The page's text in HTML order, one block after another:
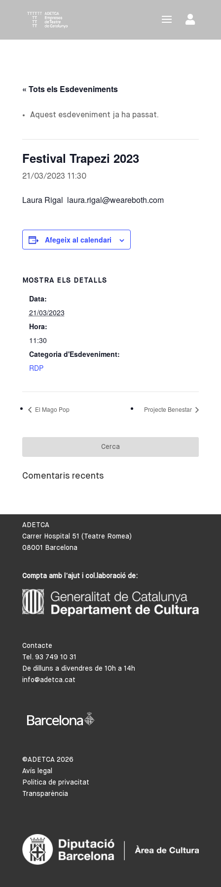
« Tots els Esdeveniments
Aquest esdeveniment ja ha passat.
Festival Trapezi 2023
21/03/2023 11:30
Laura Rigal laura.rigal@weareboth.com
Afegeix al calendari
MOSTRA ELS DETALLS
Data:
21/03/2023
Hora:
11:30
Categoria d'Esdeveniment:
RDP
El Mago Pop Projecte Benestar
Comentaris recents
ADETCA
Carrer Hospital 51 (Teatre Romea)
08001 Barcelona
Compta amb l’ajut i col.laboració de:
Contacte
Tel. 93 749 10 31
De dilluns a divendres de 10h a 14h
info@adetca.cat
©ADETCA 2026
Avís legal
Política de privacitat
Transparència